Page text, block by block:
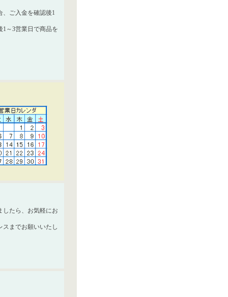
、ご入金を確認後1
～3営業日で商品を
したら、お気軽にお
スまでお願いいたし